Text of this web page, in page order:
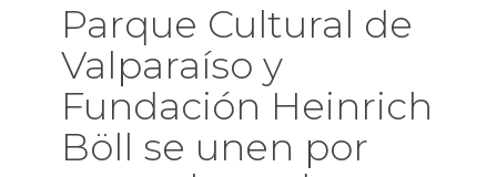
Parque Cultural de
Valparaíso y
Fundación Heinrich
Böll se unen por